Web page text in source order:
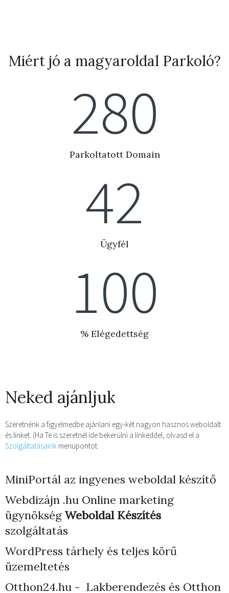
Miért jó a magyaroldal Parkoló?
280
Parkoltatott Domain
42
Ügyfél
100
% Elégedettség
Neked ajánljuk
Szeretnénk a figyelmedbe ajánlani egy-két nagyon hasznos weboldalt
és linket. (Ha Te is szeretnél ide bekerülni a linkeddel, olvasd el a
Szolgáltatásaink menüpontot.
MiniPortál az ingyenes weboldal készítő
Webdizájn .hu Online marketing
ügynökség Weboldal Készítés
szolgáltatás
WordPress tárhely és teljes körű
üzemeltetés
Otthon24.hu - Lakberendezés és Otthon